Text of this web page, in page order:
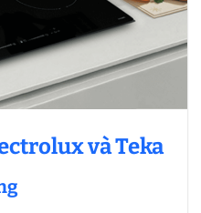
và Teka